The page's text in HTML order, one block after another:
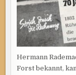
Hermann
Forst bekannt,